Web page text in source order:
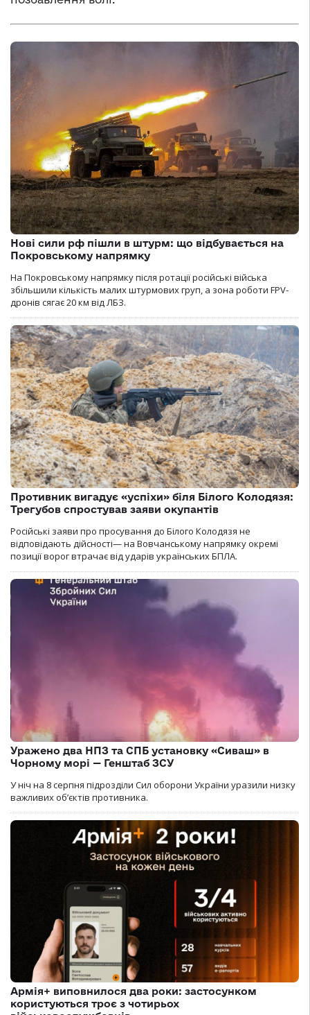
Нові сили рф пішли в штурм: що відбувається на
Покровському напрямку
На Покровському напрямку після ротації російські війська
збільшили кількість малих штурмових груп, а зона роботи FPV-
дронів сягає 20 км від ЛБЗ.
Противник вигадує «успіхи» біля Білого Колодязя:
Трегубов спростував заяви окупантів
Російські заяви про просування до Білого Колодязя не
відповідають дійсності— на Вовчанському напрямку окремі
позиції ворог втрачає від ударів українських БПЛА.
Уражено два НПЗ та СПБ установку «Сиваш» в
Чорному морі — Генштаб ЗСУ
У ніч на 8 серпня підрозділи Сил оборони України уразили низку
важливих об’єктів противника.
Армія+ виповнилося два роки: застосунком
користуються троє з чотирьох